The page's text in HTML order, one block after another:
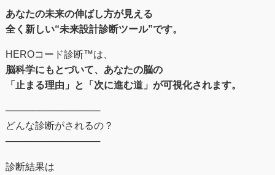
あなたの未来の伸ばし⽅が⾒える
全く新しい“未来設計診断ツール”です。
HEROコード診断™︎は、
脳科学にもとづいて、あなたの脳の
「止まる理由」と「次に進む道」が可視化されます。
──────────────
どんな診断がされるの？
──────────────
診断結果は